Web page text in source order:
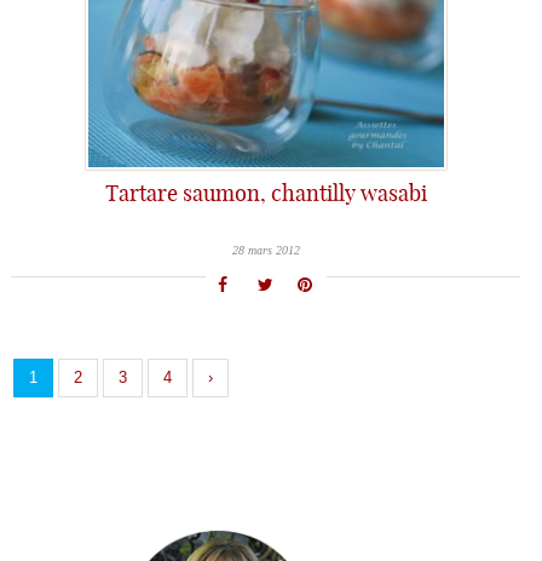
Tartare saumon, chantilly wasabi
28 mars 2012
1 2 3 4 ›